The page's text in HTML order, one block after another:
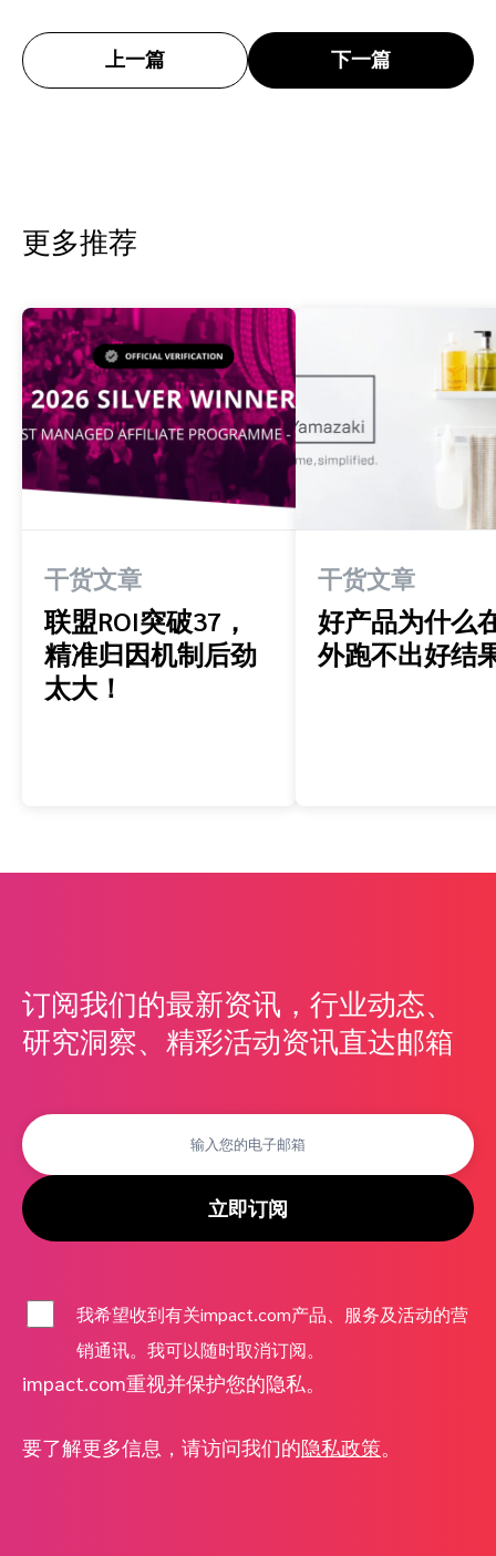
上一篇 下一篇
更多推荐
干货文章
联盟ROI突破37，
精准归因机制后劲
太大！
干货文章
好产品为什么
外跑不出好结
订阅我们的最新资讯，行业动态、
研究洞察、精彩活动资讯直达邮箱
立即订阅
我希望收到有关impact.com产品、服务及活动的营
销通讯。我可以随时取消订阅。
impact.com重视并保护您的隐私。
要了解更多信息，请访问我们的隐私政策